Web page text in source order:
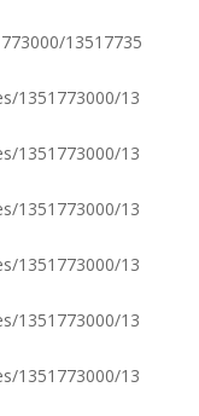
13517735
1351773000/13
1351773000/13
1351773000/13
1351773000/13
1351773000/13
1351773000/13